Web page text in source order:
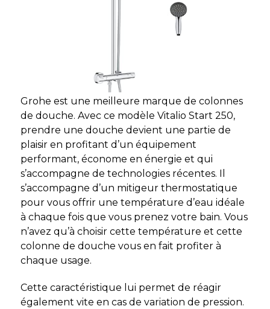
Grohe est une meilleure marque de colonnes
de douche. Avec ce modèle Vitalio Start 250,
prendre une douche devient une partie de
plaisir en profitant d’un équipement
performant, économe en énergie et qui
s’accompagne de technologies récentes. Il
s’accompagne d’un mitigeur thermostatique
pour vous offrir une température d’eau idéale
à chaque fois que vous prenez votre bain. Vous
n’avez qu’à choisir cette température et cette
colonne de douche vous en fait profiter à
chaque usage.
Cette caractéristique lui permet de réagir
également vite en cas de variation de pression.